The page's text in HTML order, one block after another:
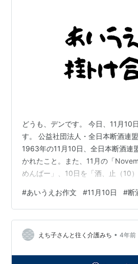
どうも、デンです。 今日、11月10
す。 公益社団法人・全日本断酒連
1963年の11月10日、全日本断酒連
かれたこと。また、11月の「
めんばー」、10日を「酒、止（10
機関誌などで断酒の精神をアピール
っています。 ということで、今日
「し」、「ゆ」で、あいうえお掛
す！ だ：「大臣として恥ずかしい
った総務大臣。 ん：ん…
#あいうえお作文 #11月10日 #断
えち子さんと往く介護みち • 4年前